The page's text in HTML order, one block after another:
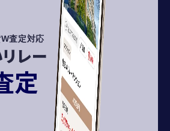
査定対応
レー
定